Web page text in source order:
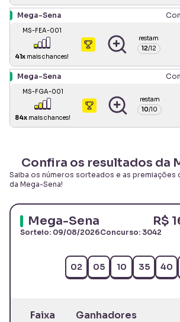
Mega-Sena
MS-FEA-001
41x mais chances!
restam
12/12
Mega-Sena
MS-FGA-001
84x mais chances!
restam
10/10
Confira os resultados da
Saiba os números sorteados e as
da Mega-Sena!
Mega-Sena R$
Sorteio: 09/08/2026Concurso: 3042
02 05 10 35 40
Faixa Ganhadores